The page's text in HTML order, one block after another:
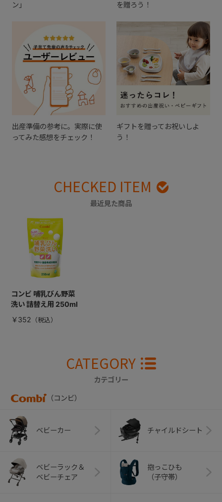
ン」
を贈ろう！
出産準備の参考に。実際に使
ってみた感想をチェック！
ギフトを贈ってお祝いしよ
う！
CHECKED ITEM
最近見た商品
コンビ 哺乳びん野菜
洗い 詰替え用 250ml
￥352
CATEGORY
カテゴリー
（コンビ）
ベビーカー チャイルドシート
ベビーラック＆
ベビーチェア
抱っこひも
（子守帯）